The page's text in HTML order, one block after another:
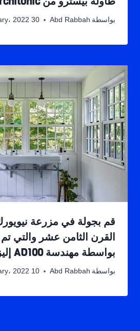
بواسطة Abd Rabbah 30 January، 2022
قم بجولة في مزرعة
القرن الثامن عشر والتي تم
بواسطة مهندسة AD100 إليزابيث روبرتس
بواسطة Abd Rabbah 10 February، 2022